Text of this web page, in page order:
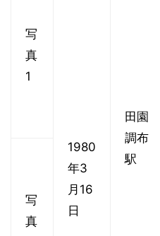
写
真
1
1980
年3
月16
日
田園
調布
駅
写
真